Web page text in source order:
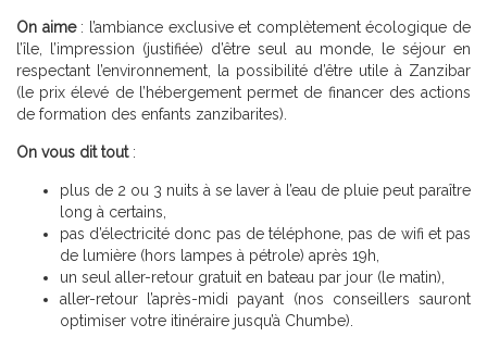
On aime : l’ambiance exclusive et complètement écologique de
l’île, l’impression (justifiée) d’être seul au monde, le séjour en
respectant l’environnement, la possibilité d’être utile à Zanzibar
(le prix élevé de l’hébergement permet de financer des actions
de formation des enfants zanzibarites).
On vous dit tout :
plus de 2 ou 3 nuits à se laver à l’eau de pluie peut paraître
long à certains,
pas d’électricité donc pas de téléphone, pas de wifi et pas
de lumière (hors lampes à pétrole) après 19h,
un seul aller-retour gratuit en bateau par jour (le matin),
aller-retour l’après-midi payant (nos conseillers sauront
optimiser votre itinéraire jusqu’à Chumbe).